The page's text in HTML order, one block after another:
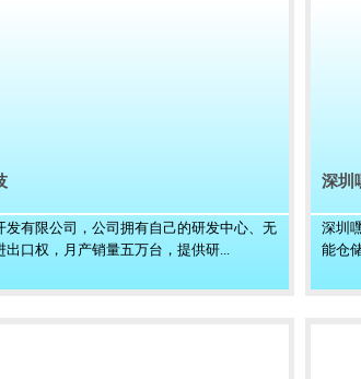
发有限公司，公司拥有自己的研发中心、无
出口权，月产销量五万台，提供研...
深圳
深圳
能仓